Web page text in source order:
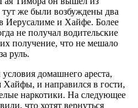
же были возбуждены два
Иерусалиме и Хайфе. Более
не получал водительские
получение, что не мешало
руль.
домашнего ареста,
и направился в гости,
наркотики. На следующее
что хотят вернуться